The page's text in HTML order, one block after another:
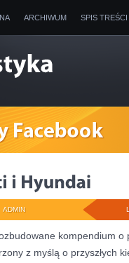
ARCHIWUM SPIS TREŚCI
ADMIN
kompendium o
z myślą o przyszłych